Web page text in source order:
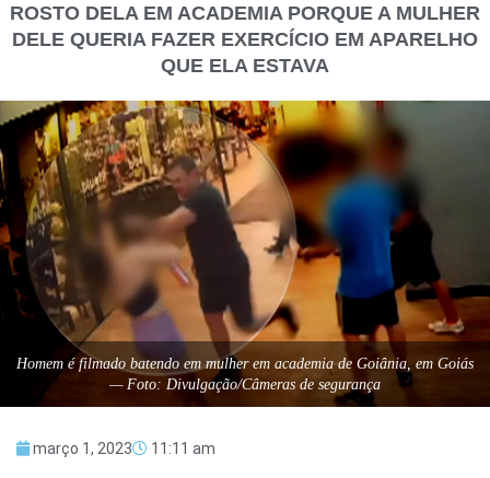
ROSTO DELA EM ACADEMIA PORQUE A MULHER
DELE QUERIA FAZER EXERCÍCIO EM APARELHO
QUE ELA ESTAVA
Homem é filmado batendo em mulher em academia de Goiânia, em Goiás
— Foto: Divulgação/Câmeras de segurança
março 1, 2023 11:11 am